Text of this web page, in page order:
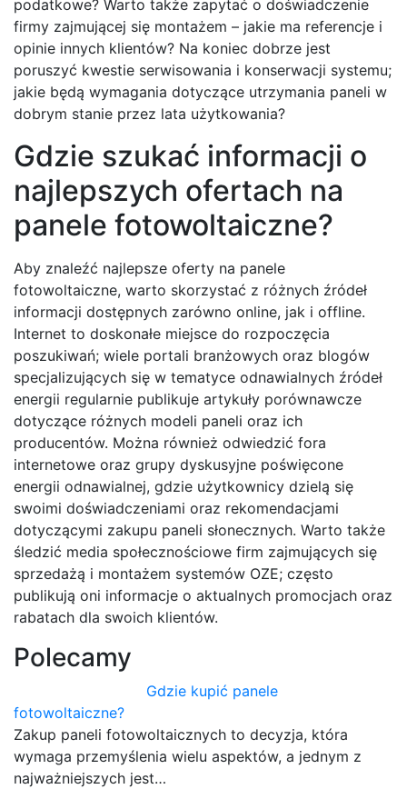
podatkowe? Warto także zapytać o doświadczenie
firmy zajmującej się montażem – jakie ma referencje i
opinie innych klientów? Na koniec dobrze jest
poruszyć kwestie serwisowania i konserwacji systemu;
jakie będą wymagania dotyczące utrzymania paneli w
dobrym stanie przez lata użytkowania?
Gdzie szukać informacji o
najlepszych ofertach na
panele fotowoltaiczne?
Aby znaleźć najlepsze oferty na panele
fotowoltaiczne, warto skorzystać z różnych źródeł
informacji dostępnych zarówno online, jak i offline.
Internet to doskonałe miejsce do rozpoczęcia
poszukiwań; wiele portali branżowych oraz blogów
specjalizujących się w tematyce odnawialnych źródeł
energii regularnie publikuje artykuły porównawcze
dotyczące różnych modeli paneli oraz ich
producentów. Można również odwiedzić fora
internetowe oraz grupy dyskusyjne poświęcone
energii odnawialnej, gdzie użytkownicy dzielą się
swoimi doświadczeniami oraz rekomendacjami
dotyczącymi zakupu paneli słonecznych. Warto także
śledzić media społecznościowe firm zajmujących się
sprzedażą i montażem systemów OZE; często
publikują oni informacje o aktualnych promocjach oraz
rabatach dla swoich klientów.
Polecamy
Gdzie kupić panele
fotowoltaiczne?
Zakup paneli fotowoltaicznych to decyzja, która
wymaga przemyślenia wielu aspektów, a jednym z
najważniejszych jest…